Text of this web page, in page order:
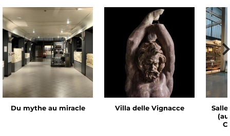
Du mythe au miracle Villa delle Vignacce
Salle